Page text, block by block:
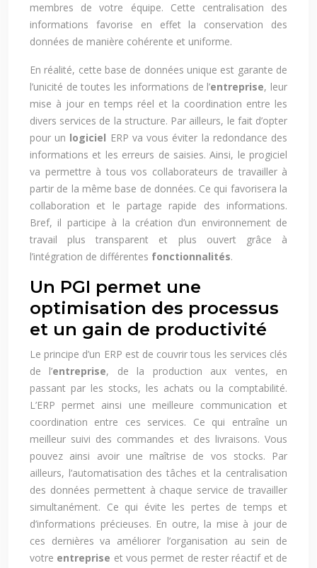
membres de votre équipe. Cette centralisation des
informations favorise en effet la conservation des
données de manière cohérente et uniforme.
En réalité, cette base de données unique est garante de
l’unicité de toutes les informations de l’entreprise, leur
mise à jour en temps réel et la coordination entre les
divers services de la structure. Par ailleurs, le fait d’opter
pour un logiciel ERP va vous éviter la redondance des
informations et les erreurs de saisies. Ainsi, le progiciel
va permettre à tous vos collaborateurs de travailler à
partir de la même base de données. Ce qui favorisera la
collaboration et le partage rapide des informations.
Bref, il participe à la création d’un environnement de
travail plus transparent et plus ouvert grâce à
l’intégration de différentes fonctionnalités.
Un PGI permet une
optimisation des processus
et un gain de productivité
Le principe d’un ERP est de couvrir tous les services clés
de l’entreprise, de la production aux ventes, en
passant par les stocks, les achats ou la comptabilité.
L’ERP permet ainsi une meilleure communication et
coordination entre ces services. Ce qui entraîne un
meilleur suivi des commandes et des livraisons. Vous
pouvez ainsi avoir une maîtrise de vos stocks. Par
ailleurs, l’automatisation des tâches et la centralisation
des données permettent à chaque service de travailler
simultanément. Ce qui évite les pertes de temps et
d’informations précieuses. En outre, la mise à jour de
ces dernières va améliorer l’organisation au sein de
votre entreprise et vous permet de rester réactif et de